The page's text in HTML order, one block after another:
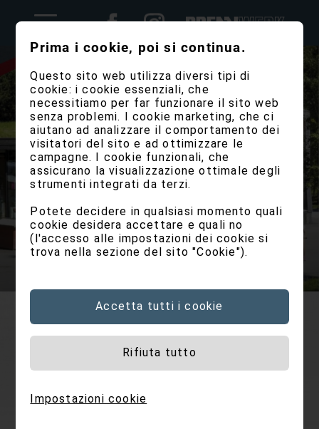
IMPERMEABILIZZAZIONI
vita estremamente lungo
Prima i cookie, poi si continua.
Questo sito web utilizza diversi tipi di
cookie: i cookie essenziali, che
necessitiamo per far funzionare il sito web
senza problemi. I cookie marketing, che ci
aiutano ad analizzare il comportamento dei
visitatori del sito e ad ottimizzare le
campagne. I cookie funzionali, che
assicurano la visualizzazione ottimale degli
strumenti integrati da terzi.
Potete decidere in qualsiasi momento quali
cookie desidera accettare e quali no
(l'accesso alle impostazioni dei cookie si
trova nella sezione del sito "Cookie").
Impostazioni cookie
Accetta tutti i cookie
Rifiuta tutto